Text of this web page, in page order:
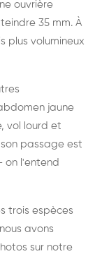
ouvrière
35 mm. À
plus volumineux
jaune
vol lourd et
passage est
on l'entend
trois espèces
avons
sur notre